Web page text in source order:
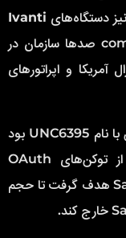
دستگاه‌های Ivanti
در سال ۲۰۲۳. این کمپین‌ها به compromise صدها سازمان در
آمریکا و اپراتورهای
سپس کمپین بازیگر تهدید مورد حمایت چین با نام UNC6395 بود
را با استفاده از توکن‌های OAuth
سرقت‌شده از اپلیکیشن ثالث Salesloft Drift هدف گرفت تا حجم